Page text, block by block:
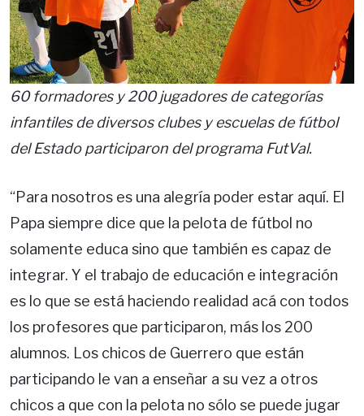
60 formadores y 200 jugadores de categorías
infantiles de diversos clubes y escuelas de fútbol
del Estado participaron del programa FutVal.
“Para nosotros es una alegría poder estar aquí. El
Papa siempre dice que la pelota de fútbol no
solamente educa sino que también es capaz de
integrar. Y el trabajo de educación e integración
es lo que se está haciendo realidad acá con todos
los profesores que participaron, más los 200
alumnos. Los chicos de Guerrero que están
participando le van a enseñar a su vez a otros
chicos a que con la pelota no sólo se puede jugar